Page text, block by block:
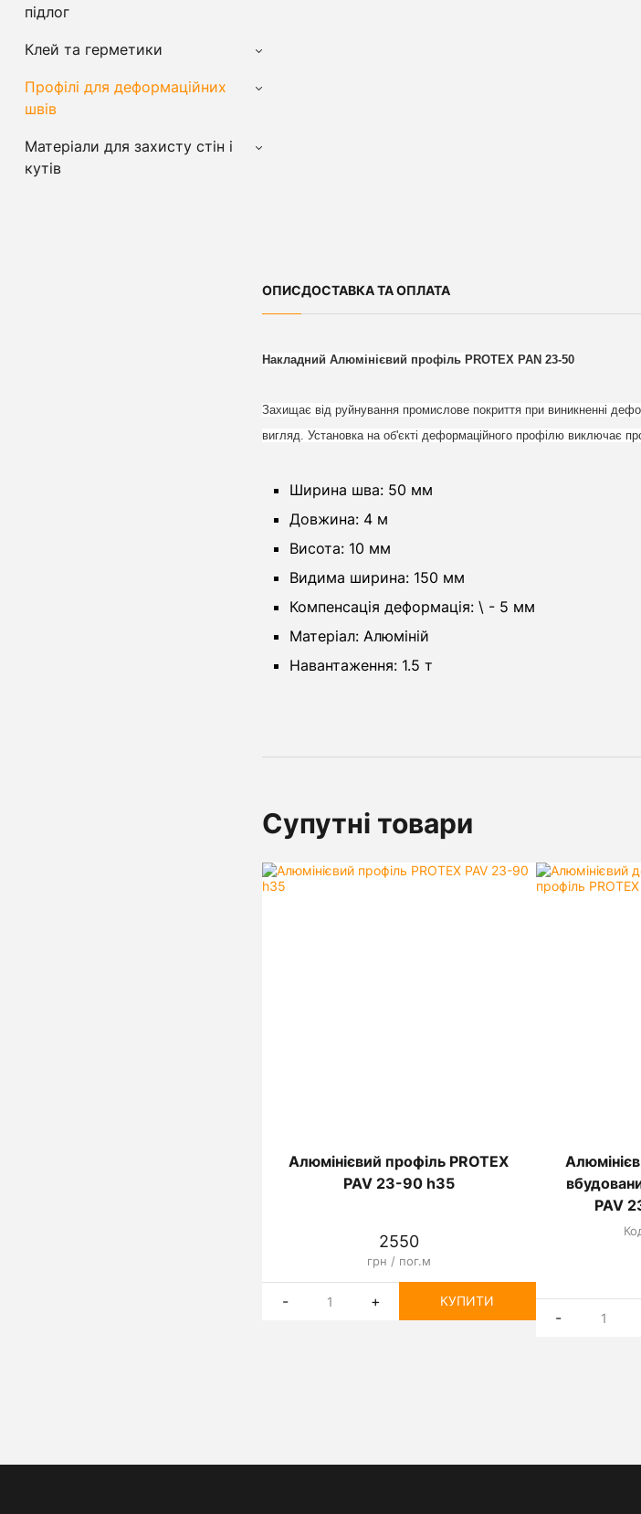
ОПИСДОСТАВКА ТА ОПЛАТА
Накладний Алюмінієвий профіль PROTEX PAN 23-50
Захищає від руйнування промислове покриття при виникненні
вигляд. Установка на об'єкті деформаційного профілю виключає
Ширина шва: 50 мм
Довжина: 4 м
Висота: 10 мм
Видима ширина: 150 мм
Компенсація деформація: \ - 5 мм
Матеріал: Алюміній
Навантаження: 1.5 т
Супутні товари
Алюмінієвий профіль PROTEX
PAV 23-90 h35
2550
грн / пог.м
- + КУПИТИ
PAV
-
підлог
Клей та герметики
Профілі для деформаційних
швів
Матеріали для захисту стін і
кутів